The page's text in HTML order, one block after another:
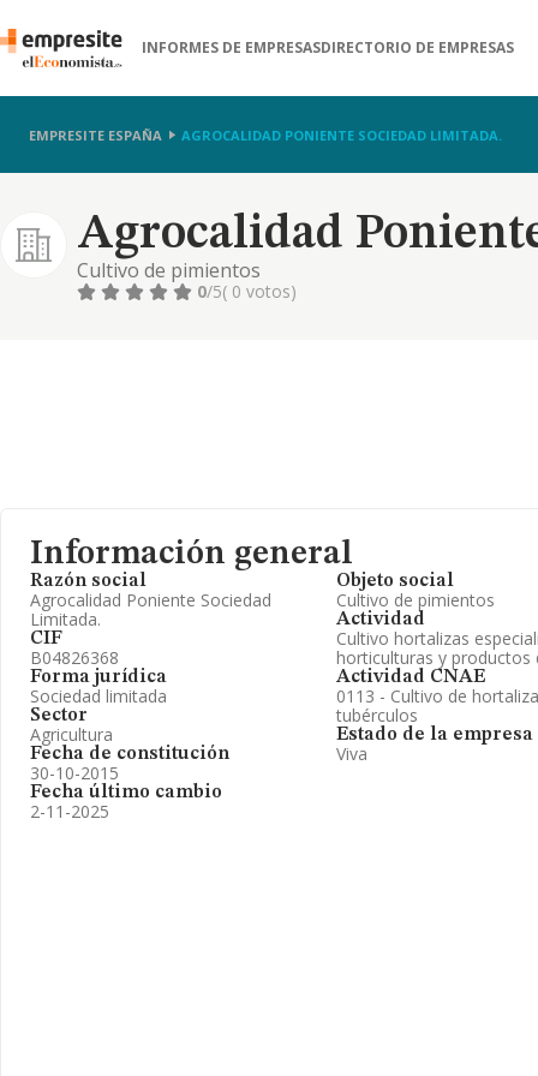
INFORMES DE EMPRESASDIRECTORIO DE EMPRESAS
EMPRESITE ESPAÑA AGROCALIDAD PONIENTE SOCIEDAD LIMITADA.
Agrocalidad
Cultivo de pimientos
0/5( 0 votos)
Información general
Razón social
Agrocalidad Poniente Sociedad
Limitada.
CIF
B04826368
Forma jurídica
Sociedad limitada
Sector
Agricultura
Fecha de constitución
30-10-2015
Fecha último cambio
2-11-2025
Objeto social
Cultivo de pimientos
Actividad
Cultivo hortalizas
horticulturas y productos
Actividad CNAE
0113 - Cultivo de
tubérculos
Estado de la empresa
Viva